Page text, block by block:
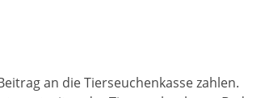
an die Tierseuchenkasse zahlen.